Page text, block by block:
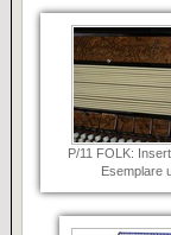
P/11 FOLK:
Esemplare